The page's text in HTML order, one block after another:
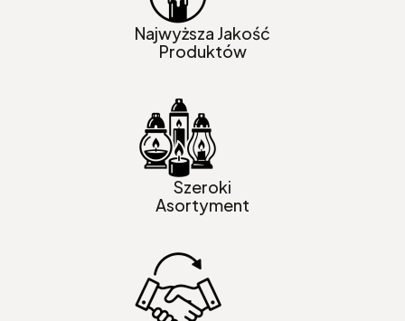
Najwyższa Jakość
Produktów
Szeroki
Asortyment